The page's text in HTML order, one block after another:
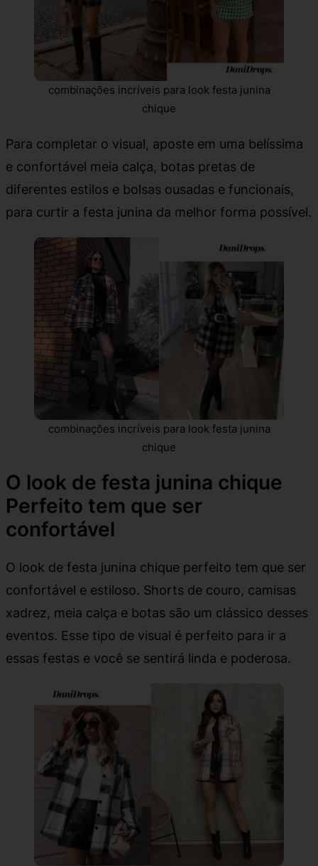
combinações incríveis para look festa junina
chique
Para completar o visual, aposte em uma belíssima
e confortável meia calça, botas pretas de
diferentes estilos e bolsas ousadas e funcionais,
para curtir a festa junina da melhor forma possível.
combinações incríveis para look festa junina
chique
O look de festa junina chique
Perfeito tem que ser
confortável
O look de festa junina chique perfeito tem que ser
confortável e estiloso. Shorts de couro, camisas
xadrez, meia calça e botas são um clássico desses
eventos. Esse tipo de visual é perfeito para ir a
essas festas e você se sentirá linda e poderosa.